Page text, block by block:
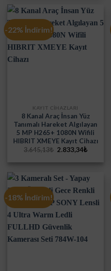
-22% İndirim!
KAYIT CİHAZLARI
8 Kanal Araç İnsan Yüz
Tanımalı Hareket Algılayan
5 MP H265+ 1080N Wifili
HIBRIT XMEYE Kayıt Cihazı
3.645,13₺ Orijinal
3.645,13₺.
2.833,34₺Şu
fiyat:
-18% İndirim!